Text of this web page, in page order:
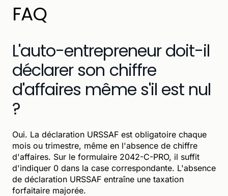
FAQ
L'auto-entrepreneur doit-il
déclarer son chiffre
d'affaires même s'il est nul
?
Oui. La déclaration URSSAF est obligatoire chaque
mois ou trimestre, même en l'absence de chiffre
d'affaires. Sur le formulaire 2042-C-PRO, il suffit
d'indiquer 0 dans la case correspondante. L'absence
de déclaration URSSAF entraîne une taxation
forfaitaire majorée.